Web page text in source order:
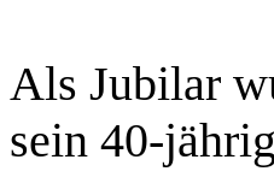
Als Jubilar
sein 40-